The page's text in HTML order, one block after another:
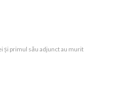
și primul său adjunct au murit